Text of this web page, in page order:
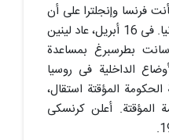
فرنسا وإنجلترا على أن
روسیا ستواصل حربها ضد ألمانیا. فی 16 أبریل، عاد لینین
بطرسبرغ بمساعدة
الداخلیة فی روسیا
المؤقتة استقال،
المؤقتة. أعلن کرنسکی